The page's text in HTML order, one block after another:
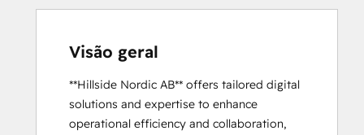
Visão geral
**Hillside Nordic AB** offers tailored digital
solutions and expertise to enhance
operational efficiency and collaboration,